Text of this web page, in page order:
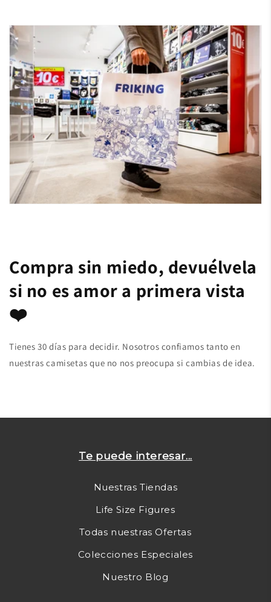
Compra sin miedo, devuélvela
si no es amor a primera vista
❤️
Tienes 30 días para decidir. Nosotros confiamos tanto en
nuestras camisetas que no nos preocupa si cambias de idea.
Te puede interesar...
Nuestras Tiendas
Life Size Figures
Todas nuestras Ofertas
Colecciones Especiales
Nuestro Blog